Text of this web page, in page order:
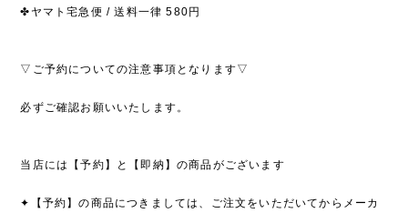
✤ヤマト宅急便 / 送料一律 580円
▽ご予約についての注意事項となります▽
必ずご確認お願いいたします。
当店には【予約】と【即納】の商品がございます
✦【予約】の商品につきましては、ご注文をいただいてからメーカ